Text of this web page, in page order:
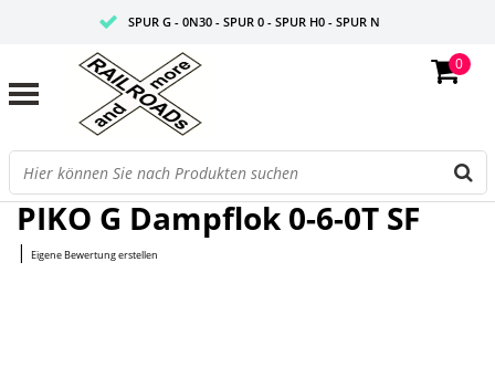
SPUR G - 0N30 - SPUR 0 - SPUR H0 - SPUR N
0
Startseite/G Dampflok 0-6-0T SF
PIKO G Dampflok 0-6-0T SF
| Eigene Bewertung erstellen